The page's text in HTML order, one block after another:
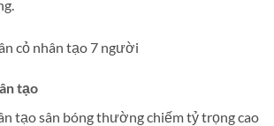
tạo
tạo sân bóng thường chiếm tỷ trọng cao